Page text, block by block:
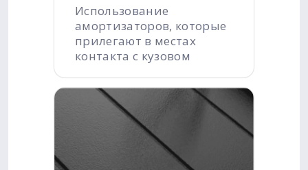
Использование
амортизаторов, которые
прилегают в местах
контакта с кузовом